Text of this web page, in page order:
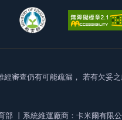
經審查仍有可能疏漏， 若有欠妥
部 丨系統維運廠商：卡米爾有限